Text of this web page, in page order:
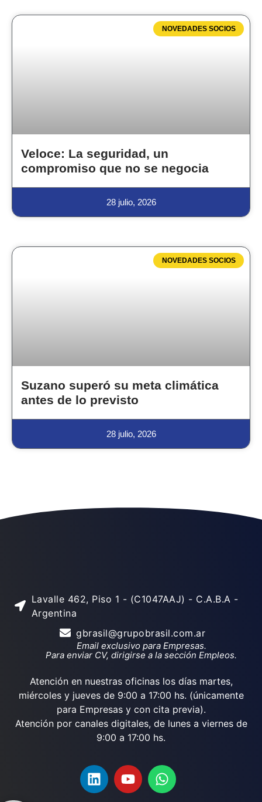
NOVEDADES SOCIOS
Veloce: La seguridad, un
compromiso que no se negocia
28 julio, 2026
NOVEDADES SOCIOS
Suzano superó su meta climática
antes de lo previsto
28 julio, 2026
Lavalle 462, Piso 1 - (C1047AAJ) - C.A.B.A -
Argentina
gbrasil@grupobrasil.com.ar
Email exclusivo para Empresas.
Para enviar CV, dirigirse a la sección Empleos.
Atención en nuestras oficinas los días martes,
miércoles y jueves de 9:00 a 17:00 hs. (únicamente
para Empresas y con cita previa).
Atención por canales digitales, de lunes a viernes de
9:00 a 17:00 hs.